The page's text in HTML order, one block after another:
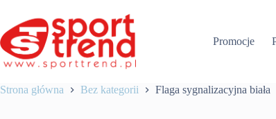
treści
Promocje
Strona główna Bez kategorii Flaga sygnalizacyjna biała